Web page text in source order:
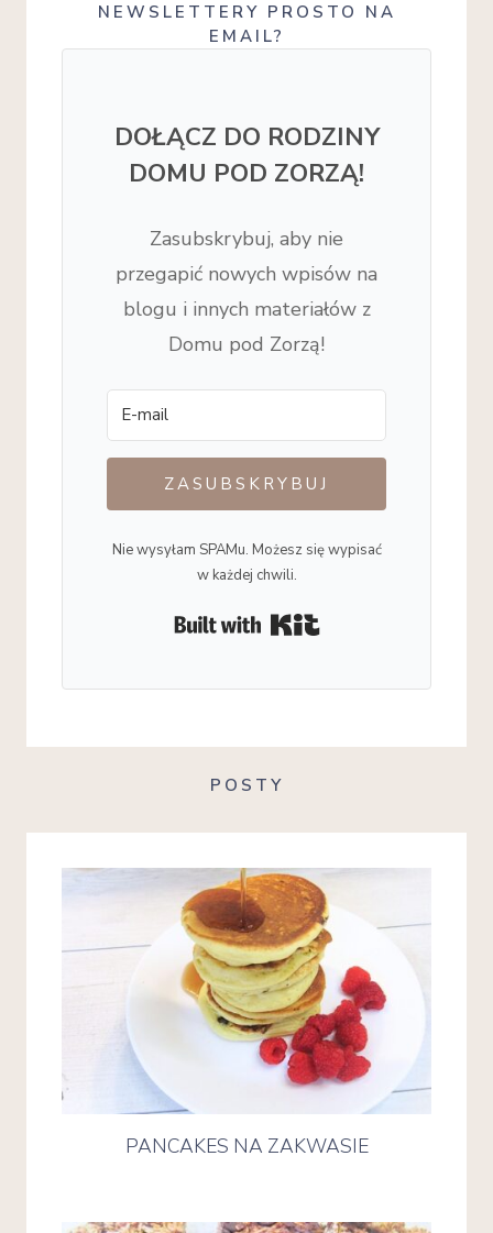
NEWSLETTERY PROSTO NA
EMAIL?
DOŁĄCZ DO RODZINY
DOMU POD ZORZĄ!
Zasubskrybuj, aby nie
przegapić nowych wpisów na
blogu i innych materiałów z
Domu pod Zorzą!
ZASUBSKRYBUJ
Nie wysyłam SPAMu. Możesz się wypisać
w każdej chwili.
POSTY
PANCAKES NA ZAKWASIE